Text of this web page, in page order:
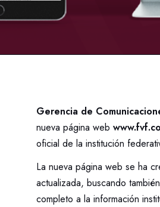
Gerencia de
nueva página web
oficial de la institución
La nueva página web se ha
actualizada, buscando
completo a la información